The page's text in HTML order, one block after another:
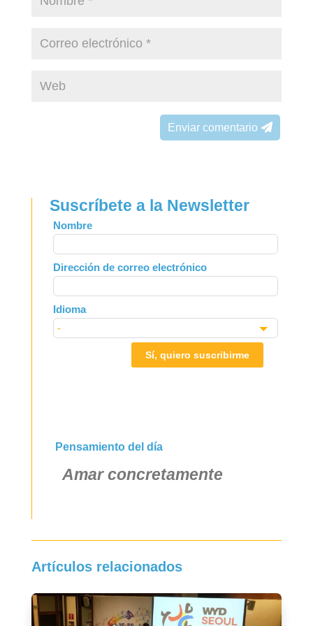
Enviar comentario
Suscríbete a la Newsletter
Leave
this
field
blank
Nombre
Dirección de correo electrónico
Idioma
Sí, quiero suscribirme
Pensamiento del día
Amar concretamente
Artículos relacionados